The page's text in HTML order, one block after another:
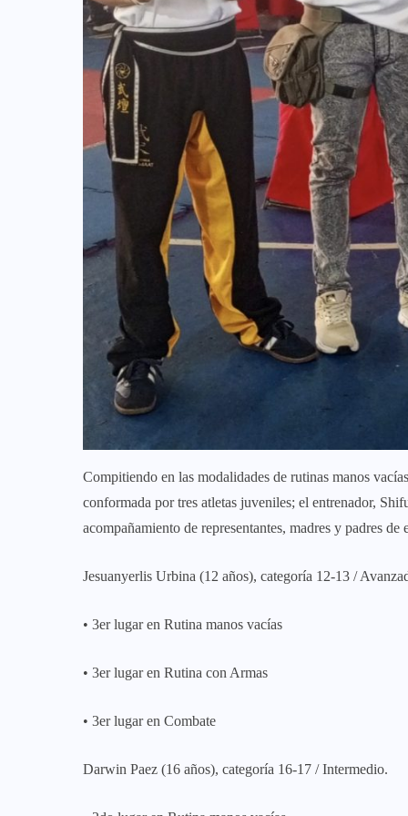
Compitiendo en las modalidades de rutinas manos
conformada por tres atletas juveniles; el entrenador,
acompañamiento de representantes, madres y padres de
Jesuanyerlis Urbina (12 años), categoría 12-13 /
• 3er lugar en Rutina manos vacías
• 3er lugar en Rutina con Armas
• 3er lugar en Combate
Darwin Paez (16 años), categoría 16-17 / Intermedio.